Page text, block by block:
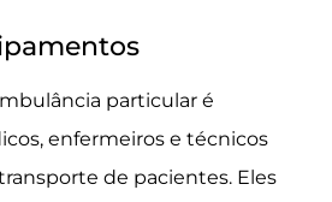
particular é
enfermeiros e técnicos
de pacientes. Eles